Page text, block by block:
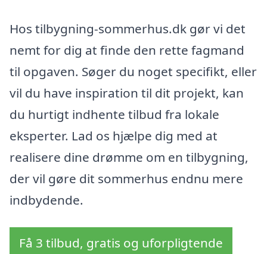
Hos tilbygning-sommerhus.dk gør vi det
nemt for dig at finde den rette fagmand
til opgaven. Søger du noget specifikt, eller
vil du have inspiration til dit projekt, kan
du hurtigt indhente tilbud fra lokale
eksperter. Lad os hjælpe dig med at
realisere dine drømme om en tilbygning,
der vil gøre dit sommerhus endnu mere
indbydende.
Få 3 tilbud, gratis og uforpligtende